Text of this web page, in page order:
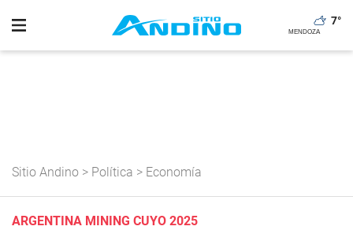
7°
Sitio Andino > Política > Economía
ARGENTINA MINING CUYO 2025